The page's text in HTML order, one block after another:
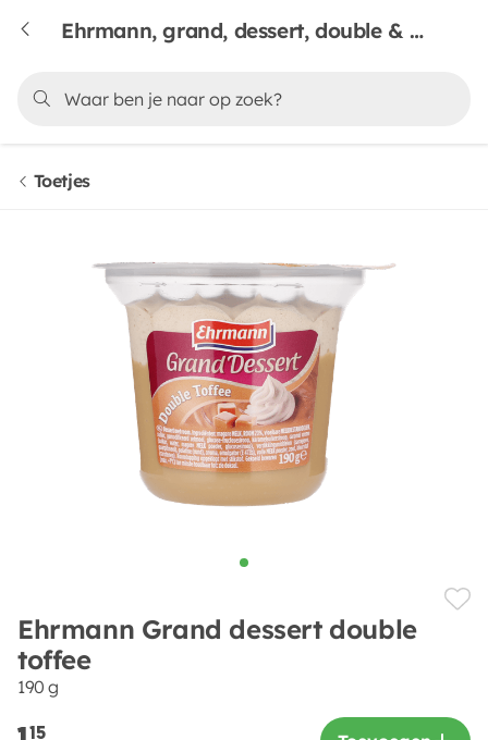
Ehrmann, grand, dessert, double & toffee
Toetjes
Ehrmann Grand dessert double
toffee
190 g
15